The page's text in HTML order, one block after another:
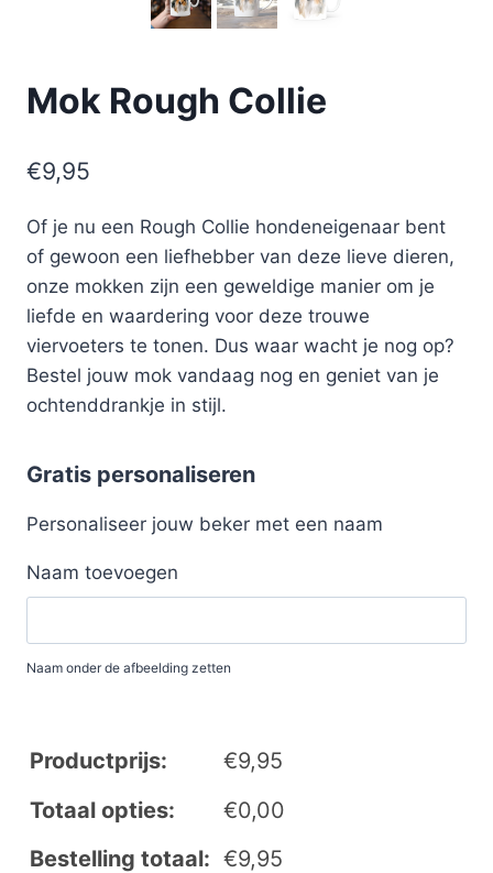
Mok Rough Collie
€9,95
Of je nu een Rough Collie hondeneigenaar bent
of gewoon een liefhebber van deze lieve dieren,
onze mokken zijn een geweldige manier om je
liefde en waardering voor deze trouwe
viervoeters te tonen. Dus waar wacht je nog op?
Bestel jouw mok vandaag nog en geniet van je
ochtenddrankje in stijl.
Gratis personaliseren
Personaliseer jouw beker met een naam
Naam toevoegen
Naam onder de afbeelding zetten
Productprijs: €9,95
Totaal opties:
€0,00
Bestelling totaal: €9,95